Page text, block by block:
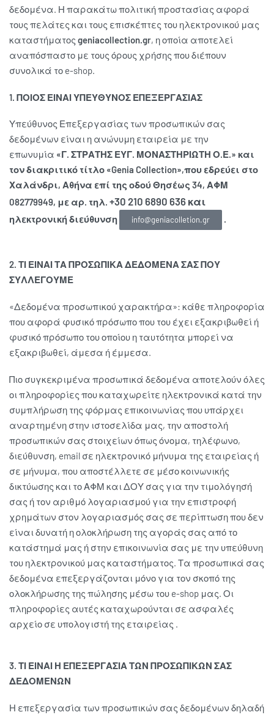
δεδομένα. Η παρακάτω πολιτική προστασίας αφορά
τους πελάτες και τους επισκέπτες του ηλεκτρονικού μας
καταστήματος geniacollection.gr, η οποία αποτελεί
αναπόσπαστο με τους όρους χρήσης που διέπουν
συνολικά το e-shop.
1. ΠΟΙΟΣ ΕΙΝΑΙ ΥΠΕΥΘΥΝΟΣ ΕΠΕΞΕΡΓΑΣΙΑΣ
Υπεύθυνος Επεξεργασίας των προσωπικών σας
δεδομένων είναι η ανώνυμη εταιρεία με την
επωνυμία «Γ. ΣΤΡΑΤΗΣ ΕΥΓ. ΜΟΝΑΣΤΗΡΙΩΤΗ Ο.Ε.» και
τον διακριτικό τίτλο «Genia Collection»,που εδρεύει στο
Χαλάνδρι, Αθήνα επί της οδού Θησέως 34, ΑΦΜ
082779949, με αρ. τηλ. +30 210 6890 636 και
ηλεκτρονική διεύθυνση info@geniacolletion.gr .
2. ΤΙ ΕΙΝΑΙ ΤΑ ΠΡΟΣΩΠΙΚΑ ΔΕΔΟΜΕΝΑ ΣΑΣ ΠΟΥ
ΣΥΛΛΕΓΟΥΜΕ
«Δεδομένα προσωπικού χαρακτήρα»: κάθε πληροφορία
που αφορά φυσικό πρόσωπο που του έχει εξακριβωθεί ή
φυσικό πρόσωπο του οποίου η ταυτότητα μπορεί να
εξακριβωθεί, άμεσα ή έμμεσα.
Πιο συγκεκριμένα προσωπικά δεδομένα αποτελούν όλες
οι πληροφορίες που καταχωρείτε ηλεκτρονικά κατά την
συμπλήρωση της φόρμας επικοινωνίας που υπάρχει
αναρτημένη στην ιστοσελίδα μας, την αποστολή
προσωπικών σας στοιχείων όπως όνομα, τηλέφωνο,
διεύθυνση, email σε ηλεκτρονικό μήνυμα της εταιρείας ή
σε μήνυμα, που αποστέλλετε σε μέσο κοινωνικής
δικτύωσης και το ΑΦΜ και ΔΟΥ σας για την τιμολόγησή
σας ή τον αριθμό λογαριασμού για την επιστροφή
χρημάτων στον λογαριασμός σας σε περίπτωση που δεν
είναι δυνατή η ολοκλήρωση της αγοράς σας από το
κατάστημά μας ή στην επικοινωνία σας με την υπεύθυνη
του ηλεκτρονικού μας καταστήματος. Τα προσωπικά σας
δεδομένα επεξεργάζονται μόνο για τον σκοπό της
ολοκλήρωσης της πώλησης μέσω του e-shop μας. Οι
πληροφορίες αυτές καταχωρούνται σε ασφαλές
αρχείο σε υπολογιστή της εταιρείας .
3. ΤΙ ΕΙΝΑΙ Η ΕΠΕΞΕΡΓΑΣΙΑ ΤΩΝ ΠΡΟΣΩΠΙΚΩΝ ΣΑΣ
ΔΕΔΟΜΕΝΩΝ
Η επεξεργασία των προσωπικών σας δεδομένων δηλαδή